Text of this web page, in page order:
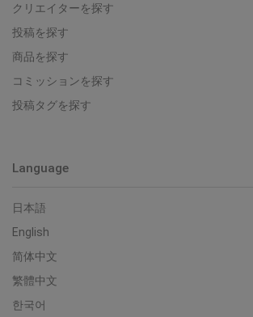
クリエイターを探す
投稿を探す
商品を探す
コミッションを探す
投稿タグを探す
Language
日本語
English
简体中文
繁體中文
한국어